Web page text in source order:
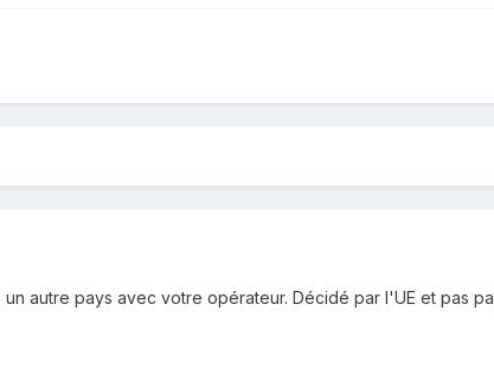
autre pays avec votre opérateur. Décidé par l'UE et pas